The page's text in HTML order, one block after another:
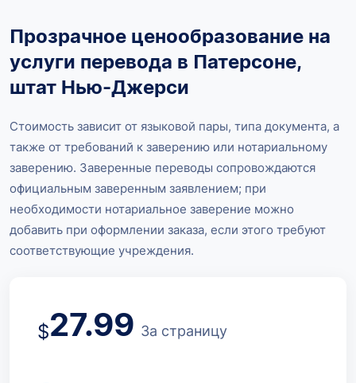
Прозрачное ценообразование на
услуги перевода в Патерсоне,
штат Нью-Джерси
Стоимость зависит от языковой пары, типа документа, а
также от требований к заверению или нотариальному
заверению. Заверенные переводы сопровождаются
официальным заверенным заявлением; при
необходимости нотариальное заверение можно
добавить при оформлении заказа, если этого требуют
соответствующие учреждения.
$27.99 За страницу